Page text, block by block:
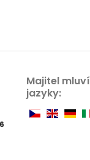
Majitel mluví
jazyky: